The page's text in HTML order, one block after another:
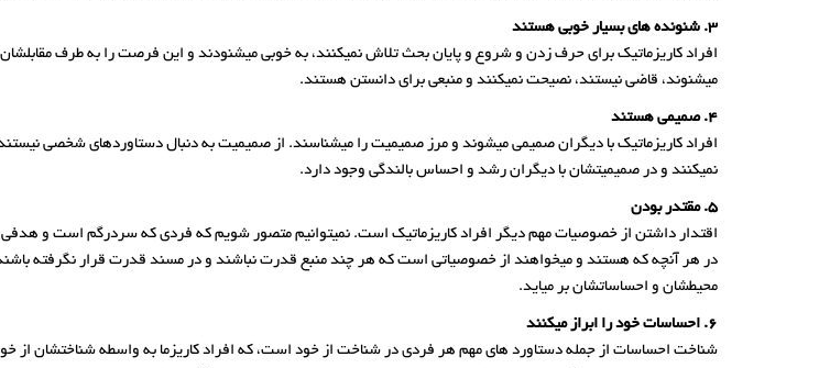
3. شنونده های بسیار خوبی هستند
افراد کاریزماتیک برای حرف زدن و شروع و پایان بحث تلاش نمیکنند، به خوبی میشنودند و این فرصت را به طرف
میشنوند، قاضی نیستند، نصیحت نمیکنند و منبعی برای دانستن هستند.
4. صمیمی هستند
افراد کاریزماتیک با دیگران صمیمی میشوند و مرز صمیمیت را میشناسند. از صمیمیت به دنبال دستاوردهای شخصی نیستند
نمیکنند و در صمیمیتشان با دیگران رشد و احساس بالندگی وجود دارد.
5. مقتدر بودن
اقتدار داشتن از خصوصیات مهم دیگر افراد کاریزماتیک است. نمیتوانیم متصور شویم که فردی که سردرگم است و هدفی
در هر آنچه که هستند و میخواهند از خصوصیاتی است که هر چند منبع قدرت نباشند و در مسند قدرت قرار نگرفته باشند
محیطشان و احساساتشان بر میاید.
6. احساسات خود را ابراز میکنند
شناخت احساسات از جمله دستاورد های مهم هر فردی در شناخت از خود است، که افراد کاریزما به واسطه شناختشان از